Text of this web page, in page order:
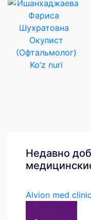
Окулист
(Офтальмолог)
Ko’z nuri
Недавно
Alvion med clinic